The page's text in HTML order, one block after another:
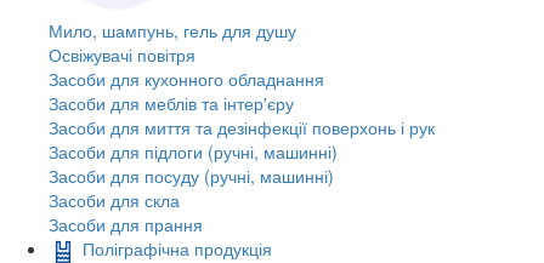
Мило, шампунь, гель для душу
Освіжувачі повітря
Засоби для кухонного обладнання
Засоби для меблів та інтер'єру
Засоби для миття та дезінфекції поверхонь і рук
Засоби для підлоги (ручні, машинні)
Засоби для посуду (ручні, машинні)
Засоби для скла
Засоби для прання
Поліграфічна продукція